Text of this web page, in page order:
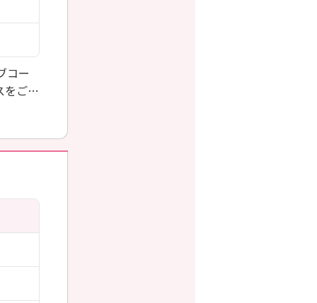
コー
をご選